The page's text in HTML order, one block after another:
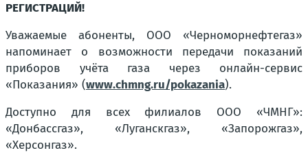
РЕГИСТРАЦИЙ!
Уважаемые абоненты, ООО «Черноморнефтегаз»
напоминает о возможности передачи показаний
приборов учёта газа через онлайн-сервис
«Показания» (www.chmng.ru/pokazania).
Доступно для всех филиалов ООО «ЧМНГ»:
«Донбассгаз», «Луганскгаз», «Запорожгаз»,
«Херсонгаз».